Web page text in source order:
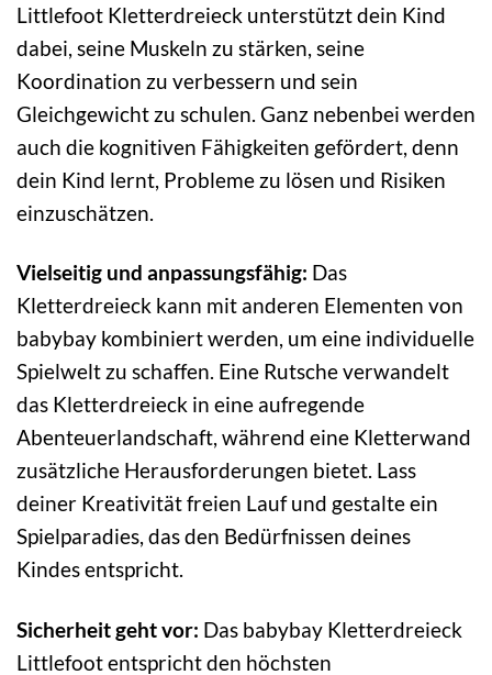
Littlefoot Kletterdreieck unterstützt dein Kind
dabei, seine Muskeln zu stärken, seine
Koordination zu verbessern und sein
Gleichgewicht zu schulen. Ganz nebenbei werden
auch die kognitiven Fähigkeiten gefördert, denn
dein Kind lernt, Probleme zu lösen und Risiken
einzuschätzen.
Vielseitig und anpassungsfähig: Das
Kletterdreieck kann mit anderen Elementen von
babybay kombiniert werden, um eine individuelle
Spielwelt zu schaffen. Eine Rutsche verwandelt
das Kletterdreieck in eine aufregende
Abenteuerlandschaft, während eine Kletterwand
zusätzliche Herausforderungen bietet. Lass
deiner Kreativität freien Lauf und gestalte ein
Spielparadies, das den Bedürfnissen deines
Kindes entspricht.
Sicherheit geht vor: Das babybay Kletterdreieck
Littlefoot entspricht den höchsten